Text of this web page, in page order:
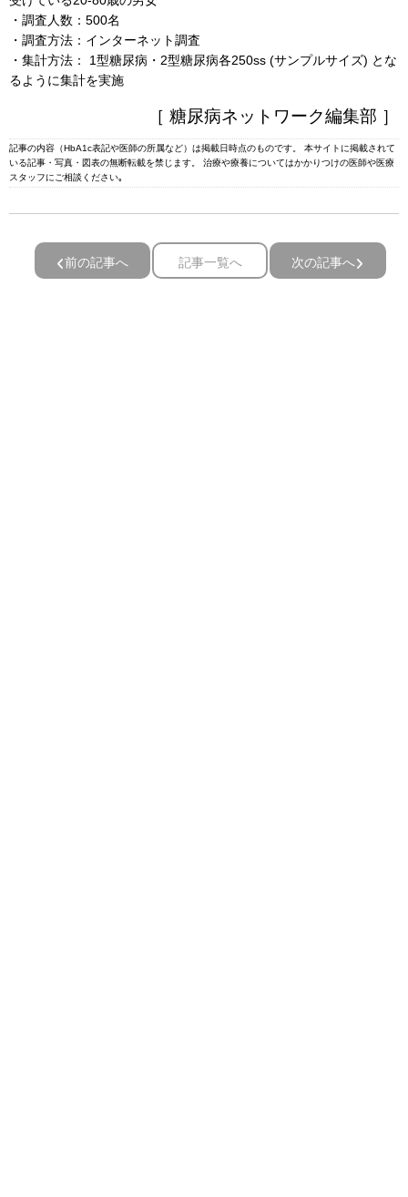
・調査人数：500名
・調査方法：インターネット調査
・集計方法： 1型糖尿病・2型糖尿病各250ss (サンプルサイズ) とな
るように集計を実施
［ 糖尿病ネットワーク編集部 ］
記事の内容（HbA1c表記や医師の所属など）は掲載日時点のものです。 本サイトに掲載されて
いる記事・写真・図表の無断転載を禁じます。 治療や療養についてはかかりつけの医師や医療
スタッフにご相談ください｡
前の記事へ 記事一覧へ 次の記事へ